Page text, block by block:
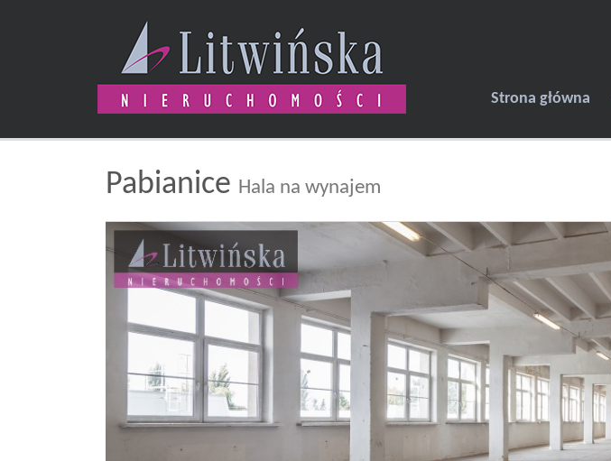
Strona główna
Pabianice Hala na wynajem